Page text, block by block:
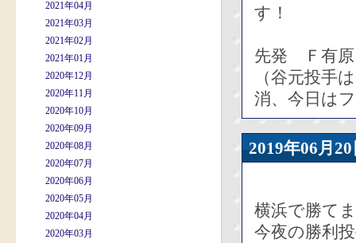
2021年04月
2021年03月
2021年02月
2021年01月
2020年12月
2020年11月
2020年10月
2020年09月
2020年08月
2020年07月
2020年06月
2020年05月
2020年04月
2020年03月
す！
先発 Ｆ有
（谷元投手
消、今日は
2019年06
横浜で勝て
今夜の勝利